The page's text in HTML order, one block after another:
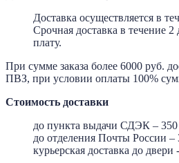
Доставка осуществляется в
Срочная доставка в течение
плату.
При сумме заказа более 6000 руб.
ПВЗ, при условии оплаты 100%
Стоимость доставки
до пункта выдачи СДЭК – 350
до отделения Почты России –
курьерская доставка до двери